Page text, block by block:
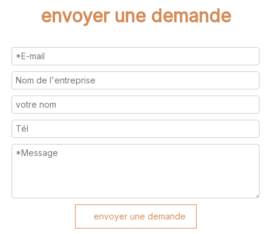
envoyer une demande
envoyer une demande